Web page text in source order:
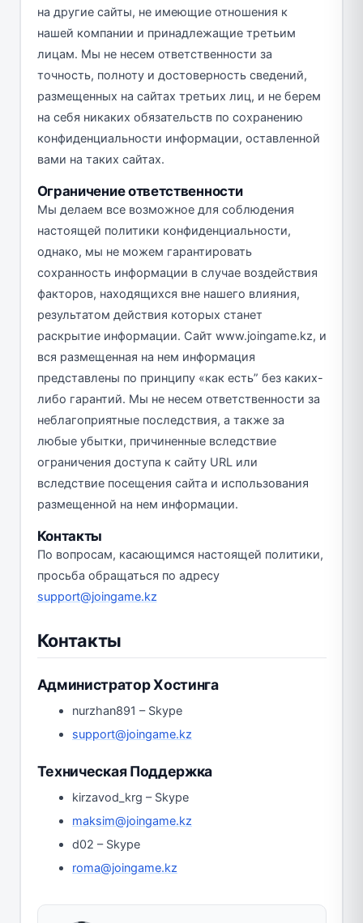
на другие сайты, не имеющие отношения к
нашей компании и принадлежащие третьим
лицам. Мы не несем ответственности за
точность, полноту и достоверность сведений,
размещенных на сайтах третьих лиц, и не берем
на себя никаких обязательств по сохранению
конфиденциальности информации, оставленной
вами на таких сайтах.
Ограничение ответственности
Мы делаем все возможное для соблюдения
настоящей политики конфиденциальности,
однако, мы не можем гарантировать
сохранность информации в случае воздействия
факторов, находящихся вне нашего влияния,
результатом действия которых станет
раскрытие информации. Сайт www.joingame.kz, и
вся размещенная на нем информация
представлены по принципу «как есть” без каких-
либо гарантий. Мы не несем ответственности за
неблагоприятные последствия, а также за
любые убытки, причиненные вследствие
ограничения доступа к сайту URL или
вследствие посещения сайта и использования
размещенной на нем информации.
Контакты
По вопросам, касающимся настоящей политики,
просьба обращаться по адресу
support@joingame.kz
Контакты
Администратор Хостинга
nurzhan891 – Skype
support@joingame.kz
Техническая Поддержка
kirzavod_krg – Skype
maksim@joingame.kz
d02 – Skype
roma@joingame.kz